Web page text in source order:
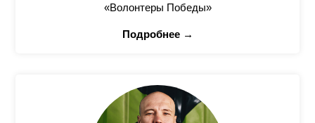
«Волонтеры Победы»
Подробнее →